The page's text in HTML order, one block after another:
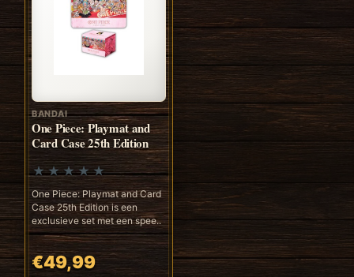
BANDAI
One Piece: Playmat and
Card Case 25th Edition
One Piece: Playmat and Card
Case 25th Edition is een
exclusieve set met een spee..
€49,99